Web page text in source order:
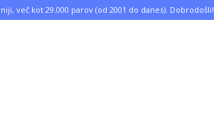
več kot 29.000 parov (od 2001 do danes). Dobrodošli!